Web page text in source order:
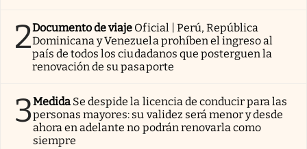
2Documento de viaje Oficial | Perú, República
Dominicana y Venezuela prohíben el ingreso al
país de todos los ciudadanos que posterguen la
renovación de su pasaporte
3Medida Se despide la licencia de conducir para las
personas mayores: su validez será menor y desde
ahora en adelante no podrán renovarla como
siempre